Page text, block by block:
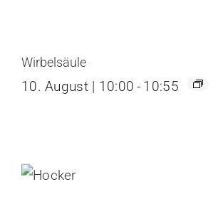
Wirbelsäule
10. August | 10:00 - 10:55